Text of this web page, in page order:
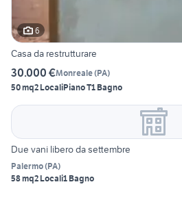
6
Casa da restrutturare
30.000 €Monreale(PA)
50 mq2 LocaliPiano T1 Bagno
Due vani libero da settembre
Palermo(PA)
58 mq2 Locali1 Bagno